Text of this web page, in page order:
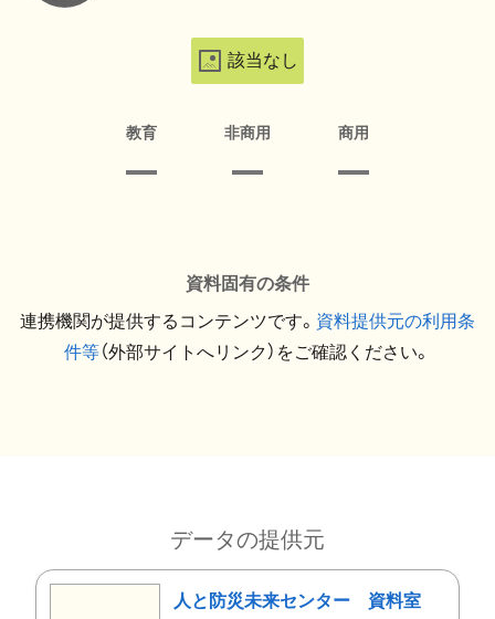
該当なし
教育 非商用 商用
資料固有の条件
連携機関が提供するコンテンツです。 資料提供元の利用条
件等（外部サイトへリンク）をご確認ください。
データの提供元
人と防災未来センター 資料室